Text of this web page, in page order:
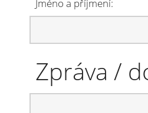
Jméno a příjmení:
Zpráva /